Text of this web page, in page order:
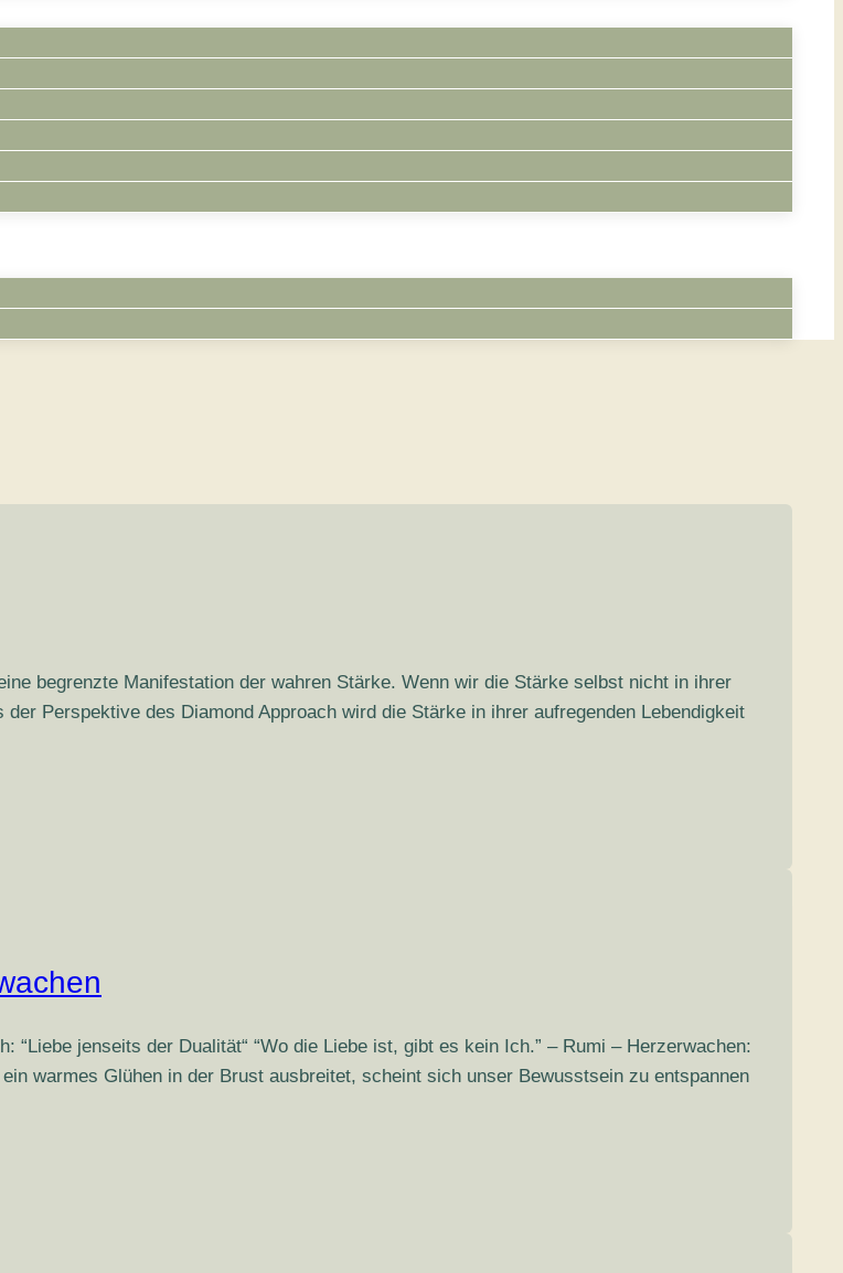
begrenzte Manifestation der wahren Stärke. Wenn wir die Stärke selbst nicht in ihrer
Perspektive des Diamond Approach wird die Stärke in ihrer aufregenden Lebendigkeit
“Liebe jenseits der Dualität“ “Wo die Liebe ist, gibt es kein Ich.” – Rumi – Herzerwachen:
warmes Glühen in der Brust ausbreitet, scheint sich unser Bewusstsein zu entspannen